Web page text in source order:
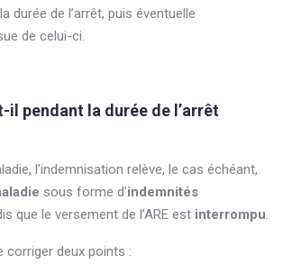
durée de l’arrêt, puis éventuelle
de celui-ci.
il pendant la durée de l’arrêt
l’indemnisation relève, le cas échéant,
sous forme d’indemnités
que le versement de l’ARE est interrompu.
corriger deux points :